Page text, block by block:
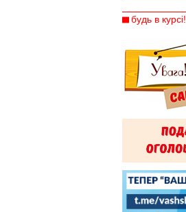
будь в курсі!